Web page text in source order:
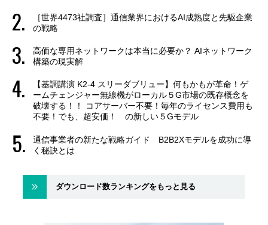
［世界4473社調査］通信業界におけるAI成熟度と先駆企業
の戦略
高価な専用ネットワークは本当に必要か？ AIネットワーク
構築の現実解
【基調講演 K2-4 スリーダブリュー】何もかもが革命！ゲ
ームチェンジャー無線機がローカル５G市場の既存概念を
破壊する！！ コアサーバー不要！毎年のライセンス費用も
不要！でも、超安価！ の新しい５Gモデル
通信事業者の新たな戦略ガイド B2B2Xモデルを成功に導
く秘訣とは
ダウンロード数ランキングをもっと見る